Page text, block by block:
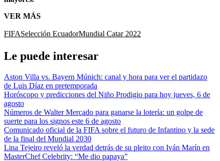
VER MÁS
FIFASelección EcuadorMundial Catar 2022
Le puede interesar
Aston Villa vs. Bayern Múnich: canal y hora para ver el partidazo
de Luis Díaz en pretemporada
Horóscopo y predicciones del Niño Prodigio para hoy jueves, 6 de
agosto
Números de Walter Mercado para ganarse la lotería: un golpe de
suerte para los signos este 6 de agosto
Comunicado oficial de la FIFA sobre el futuro de Infantino y la sede
de la final del Mundial 2030
Lina Tejeiro reveló la verdad detrás de su pleito con Iván Marín en
MasterChef Celebrity: “Me dio papaya”